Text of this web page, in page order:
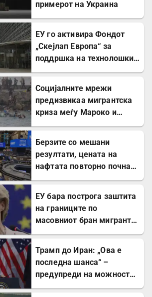
примерот на Украина
ЕУ го активира Фондот
„Скејлап Европа“ за
поддршка на технолошки
Социјалните мрежи
предизвикаа мигрантска
криза меѓу Мароко и
Берзите со мешани
резултати, цената на
нафтата повторно почна
ЕУ бара построга заштита
на границите по
масовниот бран мигранти
Трамп до Иран: „Ова е
последна шанса“ –
предупреди на можност